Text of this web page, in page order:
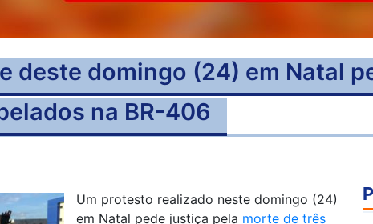
deste domingo (24) em Natal
na BR-406
Um protesto realizado neste domingo (24)
em Natal pede justiça pela morte de três